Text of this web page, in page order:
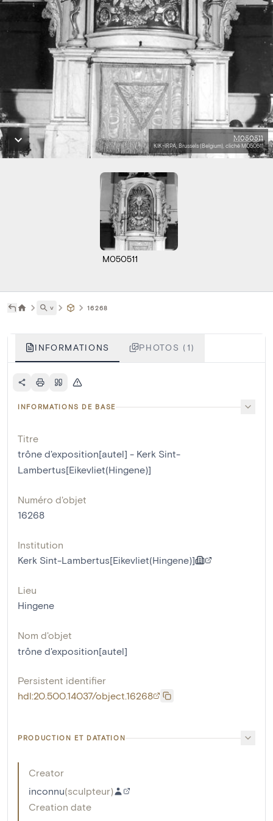
M050511
KIK-IRPA, Brussels (Belgium), cliché M050511
M050511
˅ 16268
INFORMATIONS PHOTOS (1)
INFORMATIONS DE BASE
Titre
trône d'exposition[autel] - Kerk Sint-
Lambertus[Eikevliet(Hingene)]
Numéro d'objet
16268
Institution
Kerk Sint-Lambertus[Eikevliet(Hingene)]
Lieu
Hingene
Nom d'objet
trône d'exposition[autel]
Persistent identifier
hdl:20.500.14037/object.16268
PRODUCTION ET DATATION
Creator
inconnu(sculpteur)
Creation date